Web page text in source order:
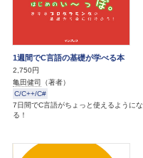
1週間でC言語の基礎が学べる本
2,750円
亀田健司
（著者）
C/C++/C#
7日間でC言語がちょっと使えるようにな
る！